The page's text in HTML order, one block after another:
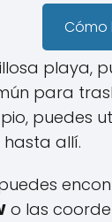
Cómo
playa,
para
puedes
allí.
o las